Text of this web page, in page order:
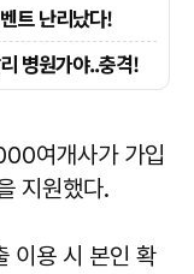
여개사가 가입
지원했다.
이용 시 본인 확